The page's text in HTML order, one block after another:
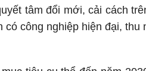
tâm đổi mới, cải cách
có công nghiệp hiện đại,